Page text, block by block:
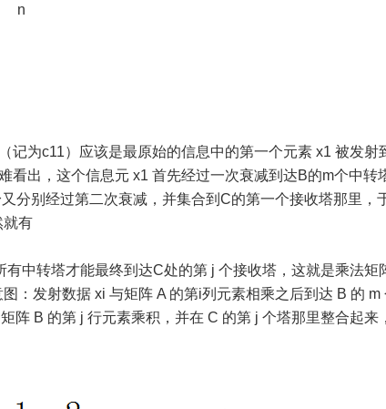
n
记为c11）应该是最原始的信息中的第一个元素 x1 被发射
看出，这个信息元 x1 首先经过一次衰减到达B的m个中转
分别经过第二次衰减，并集合到C的第一个接收塔那里，
就有
中转塔才能最终到达C处的第 j 个接收塔，这就是乘法矩
：发射数据 xi 与矩阵 A 的第i列元素相乘之后到达 B 的 m
阵 B 的第 j 行元素乘积，并在 C 的第 j 个塔那里整合起来